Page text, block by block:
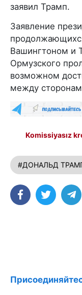
заявил Трамп.
Заявление
Вашингтоном и
Ормузского
возможном
между
Komissiyasız
#ДОНАЛЬД